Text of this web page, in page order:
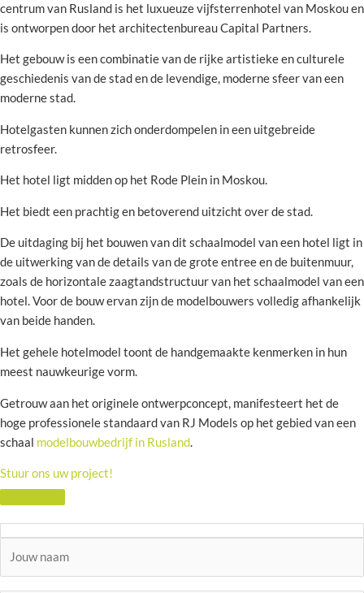
centrum van Rusland is het luxueuze vijfsterrenhotel van Moskou en
is ontworpen door het architectenbureau Capital Partners.
Het gebouw is een combinatie van de rijke artistieke en culturele
geschiedenis van de stad en de levendige, moderne sfeer van een
moderne stad.
Hotelgasten kunnen zich onderdompelen in een uitgebreide
retrosfeer.
Het hotel ligt midden op het Rode Plein in Moskou.
Het biedt een prachtig en betoverend uitzicht over de stad.
De uitdaging bij het bouwen van dit schaalmodel van een hotel ligt in
de uitwerking van de details van de grote entree en de buitenmuur,
zoals de horizontale zaagtandstructuur van het schaalmodel van een
hotel. Voor de bouw ervan zijn de modelbouwers volledig afhankelijk
van beide handen.
Het gehele hotelmodel toont de handgemaakte kenmerken in hun
meest nauwkeurige vorm.
Getrouw aan het originele ontwerpconcept, manifesteert het de
hoge professionele standaard van RJ Models op het gebied van een
schaal modelbouwbedrijf in Rusland.
Stuur ons uw project!